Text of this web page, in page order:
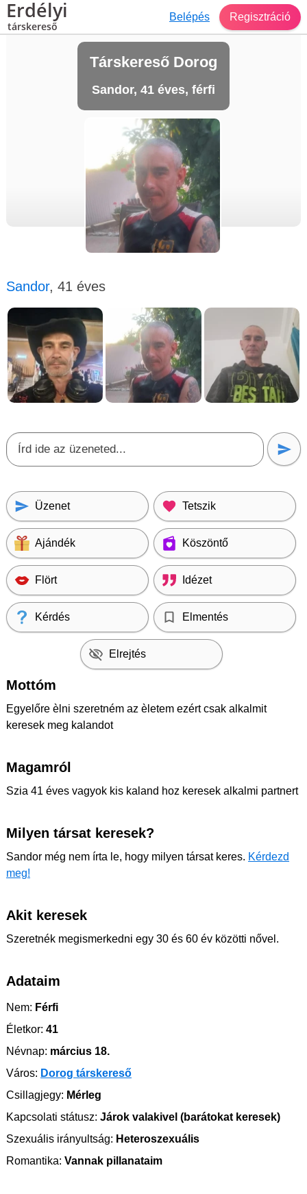
Erdélyi
társkereső
Belépés Regisztráció
Társkereső Dorog
Sandor, 41 éves, férfi
Sandor, 41 éves
Üzenet Tetszik
Ajándék Köszöntő
Flört Idézet
Kérdés Elmentés
Elrejtés
Mottóm
Egyelőre èlni szeretném az èletem ezért csak alkalmit
keresek meg kalandot
Magamról
Szia 41 éves vagyok kis kaland hoz keresek alkalmi partnert
Milyen társat keresek?
Sandor még nem írta le, hogy milyen társat keres. Kérdezd
meg!
Akit keresek
Szeretnék megismerkedni egy 30 és 60 év közötti nővel.
Adataim
Nem: Férfi
Életkor: 41
Névnap: március 18.
Város: Dorog társkereső
Csillagjegy: Mérleg
Kapcsolati státusz: Járok valakivel (barátokat keresek)
Szexuális irányultság: Heteroszexuális
Romantika: Vannak pillanataim